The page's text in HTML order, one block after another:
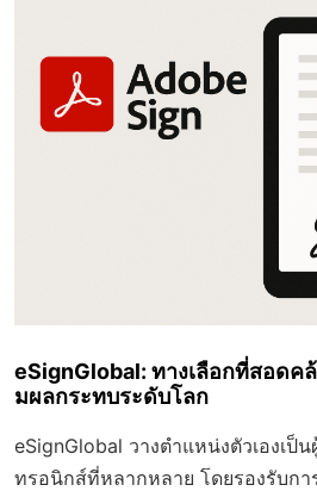
eSignGlobal: ทางเลือกที่สอดค
มผลกระทบระดับโลก
eSignGlobal วางตำแหน่งตัวเองเป็
ทรอนิกส์ที่หลากหลาย โดยรองรับก